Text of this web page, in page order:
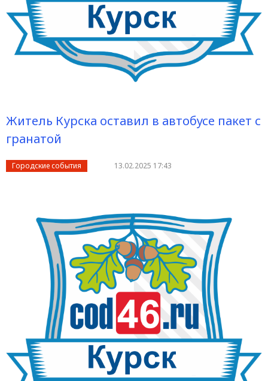
Житель Курска оставил в автобусе пакет с
гранатой
Городские события 13.02.2025 17:43